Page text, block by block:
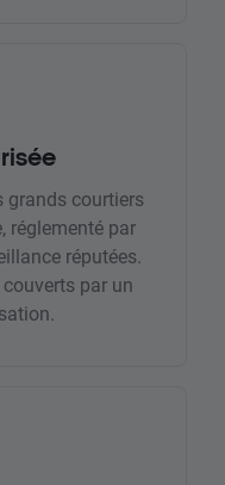
grands courtiers
réglementé par
réputées.
par un